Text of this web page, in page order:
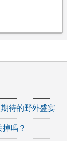
待的野外盛宴
吗？